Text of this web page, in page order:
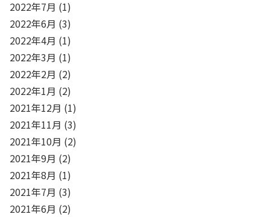
2022年7月 (1)
2022年6月 (3)
2022年4月 (1)
2022年3月 (1)
2022年2月 (2)
2022年1月 (2)
2021年12月 (1)
2021年11月 (3)
2021年10月 (2)
2021年9月 (2)
2021年8月 (1)
2021年7月 (3)
2021年6月 (2)